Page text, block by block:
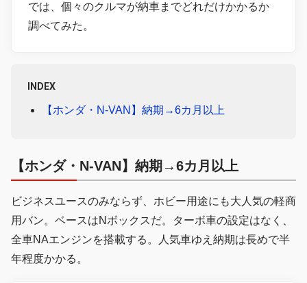
では、個々のクルマが納車までどれだけかかるか
調べてみた。
INDEX
【ホンダ・N-VAN】納期→6カ月以上
【ホンダ・N-VAN】納期→6カ月以上
ビジネスユースのみならず、ホビー用途にも大人気の軽商
用バン。ベースはNボックスだ。ターボ車の設定はなく、
全車NAエンジンを搭載する。人気車ゆえ納期は長めで半
年程度かかる。